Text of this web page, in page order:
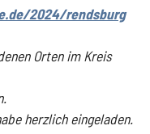
2024/rendsburg
Orten im Kreis
herzlich eingeladen.